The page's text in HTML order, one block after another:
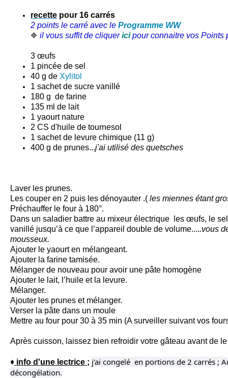
recette pour 16 carrés
2 points le carré avec le Programme WW
🔷 il vous suffit de cliquer icipour connaitre vos Points
3 œufs
1 pincée de sel
40 g de Xylitol
1 sachet de sucre vanillé
180 g de farine
135 ml de lait
1 yaourt nature
2 CS d'huile de tournesol
1 sachet de levure chimique (11 g)
400 g de prunes...j'ai utilisé des quetsches
Laver les prunes.
Les couper en 2 puis les dénoyauter .( les miennes étant
Préchauffer le four à 180°.
Dans un saladier battre au mixeur électrique les œufs, le
vanillé jusqu’à ce que l’appareil double de volume.....vous
mousseux.
Ajouter le yaourt en mélangeant.
Ajouter la farine tamisée.
Mélanger de nouveau pour avoir une pâte homogène
Ajouter le lait, l’huile et la levure.
Mélanger.
Ajouter les prunes et mélanger.
Verser la pâte dans un moule
Mettre au four pour 30 à 35 min (A surveiller suivant vos
Après cuisson, laissez bien refroidir votre gâteau avant de
♦ info d'une lectrice ; j’ai congelé en portions de 2 carrés ;
décongélation.